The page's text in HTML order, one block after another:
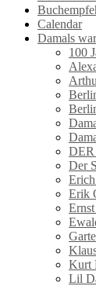
Calendar
Damals
100
Der
Erik
Kurt
Lil